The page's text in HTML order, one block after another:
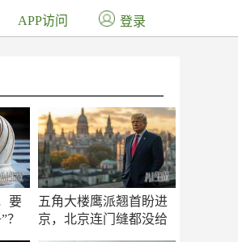
要
五角大楼鹰派翘首盼进
京，北京连门缝都没给
APP访问 登录